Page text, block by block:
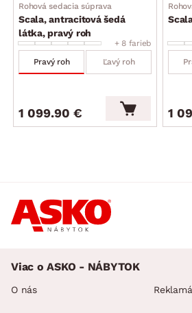
polohovania (nastavenie ľubovoľnej
8 polôh, opierky zaistia komfortné
chrbta a vďaka možnosti
môžete prispôsobiť štýl sedenia
potreby)
výška sedu: 42 cm/hĺbka sedu: 60
nohy: kov, čierne, výška 10 cm
potiahnutá látkou)
úložný priestor (pod otomanom,
konštrukcia)
dodávané v čiastočnom demonte
Rohová sedacia súprava
Scala, antracitová šedá
látka, pravý roh
+ 8 farieb
Pravý roh
Ľavý roh
1 099.90 € 1
Viac o ASKO - NÁBYTOK
O nás